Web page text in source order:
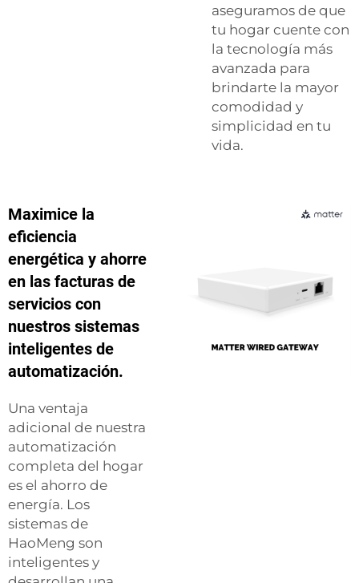
aseguramos de que
tu hogar cuente con
la tecnología más
avanzada para
brindarte la mayor
comodidad y
simplicidad en tu
vida.
Maximice la
eficiencia
energética y ahorre
en las facturas de
servicios con
nuestros sistemas
inteligentes de
automatización.
Una ventaja
adicional de nuestra
automatización
completa del hogar
es el ahorro de
energía. Los
sistemas de
HaoMeng son
inteligentes y